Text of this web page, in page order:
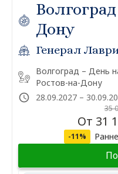
Дону
Генерал
Волгоград – День
Ростов-на-Дону
28.09.2027 –
35
От 31
-11%